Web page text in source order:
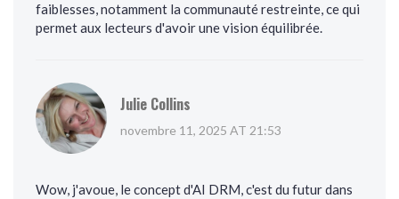
faiblesses, notamment la communauté restreinte, ce qui
permet aux lecteurs d'avoir une vision équilibrée.
Julie Collins
novembre 11, 2025 AT 21:53
Wow, j'avoue, le concept d'AI DRM, c'est du futur dans